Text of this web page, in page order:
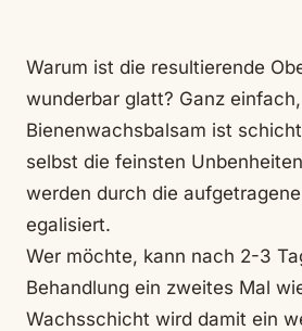
Warum ist die resultierende
wunderbar glatt? Ganz
Bienenwachsbalsam ist
selbst die feinsten
werden durch die
egalisiert.
Wer möchte, kann nach 2-3
Behandlung ein zweites Mal
Wachsschicht wird damit ein